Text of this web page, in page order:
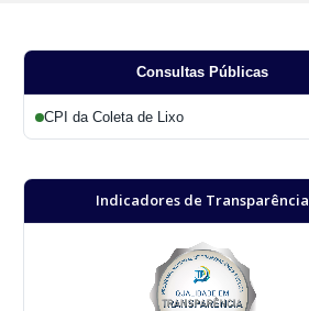
Consultas Públicas
CPI da Coleta de Lixo
Indicadores de Transparência